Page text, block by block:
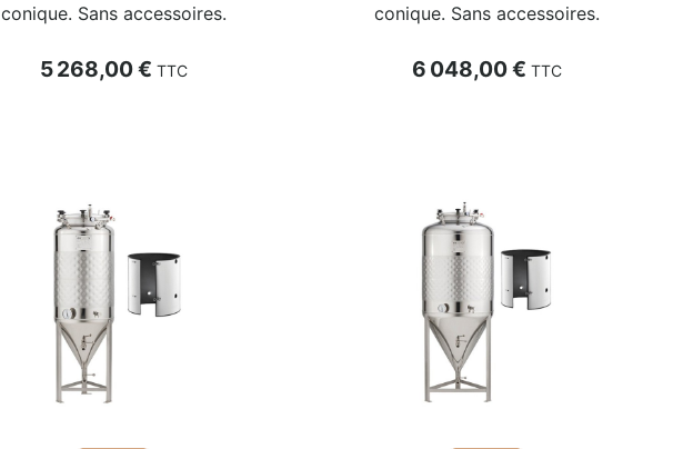
conique. Sans accessoires.
Prix
5 268,00 € TTC
conique. Sans accessoires.
Prix
6 048,00 € TTC